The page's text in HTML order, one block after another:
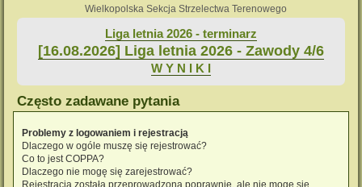
Wielkopolska Sekcja Strzelectwa Terenowego
Liga letnia 2026 - terminarz
[16.08.2026] Liga letnia 2026 - Zawody 4/6
W Y N I K I
Często zadawane pytania
Problemy z logowaniem i rejestracją
Dlaczego w ogóle muszę się rejestrować?
Co to jest COPPA?
Dlaczego nie mogę się zarejestrować?
Rejestracja została przeprowadzona poprawnie, ale nie mogę się